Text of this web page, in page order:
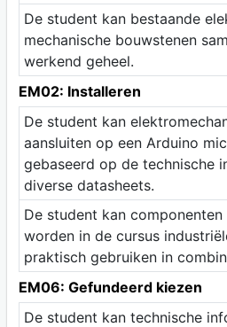
De student kan bestaande
mechanische bouwstenen
werkend geheel.
EM02: Installeren
De student kan
aansluiten op een Arduino
gebaseerd op de technische
diverse datasheets.
De student kan
worden in de cursus
praktisch gebruiken in
EM06: Gefundeerd kiezen
De student kan technische